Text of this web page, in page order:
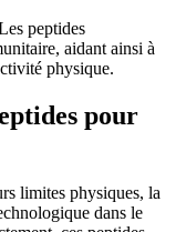
peptides
aidant ainsi à
physique.
pour
limites physiques, la
dans le